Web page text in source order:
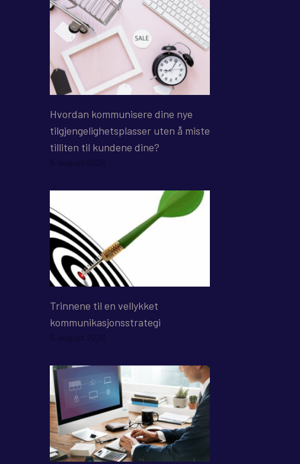
Hvordan kommunisere dine nye
tilgjengelighetsplasser uten å miste
tilliten til kundene dine?
5. august 2026
Trinnene til en vellykket
kommunikasjonsstrategi
5. august 2026